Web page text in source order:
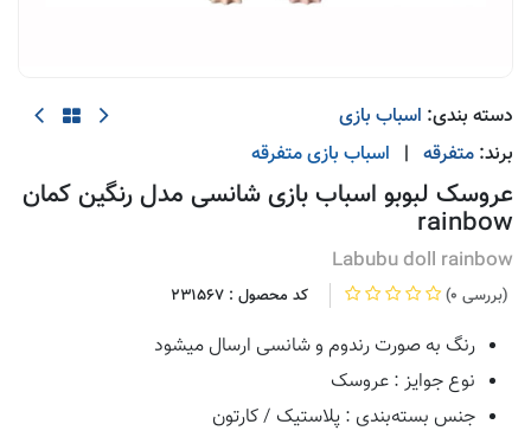
دسته بندی: اسباب بازی
برند: متفرقه | اسباب بازیمتفرقه
عروسک لبوبو اسباب بازی شانسی مدل رنگین کمان
rainbow
Labubu doll rainbow
(0 بررسی) کد محصول : 231567
رنگ به صورت رندوم و شانسی ارسال میشود
نوع جوایز : عروسک
جنس بسته‌بندی : پلاستیک / کارتون